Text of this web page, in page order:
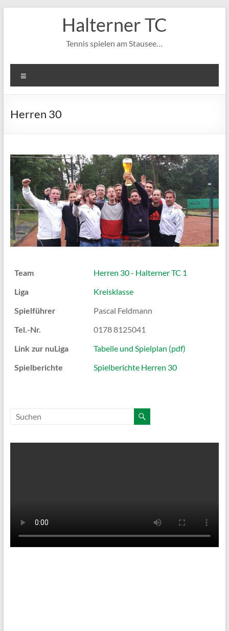
Halterner TC
Tennis spielen am Stausee…
Herren 30
Team Herren 30 - Halterner TC 1
Liga Kreisklasse
Spielführer Pascal Feldmann
Tel.-Nr. 0178 8125041
Link zur nuLiga Tabelle und Spielplan (pdf)
Spielberichte Spielberichte Herren 30